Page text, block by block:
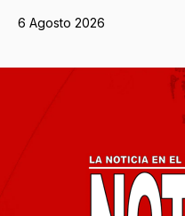
6 Agosto 2026